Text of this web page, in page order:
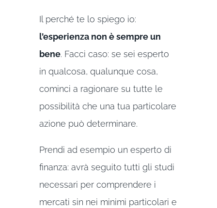
Il perché te lo spiego io:
l’esperienza non è sempre un
bene. Facci caso: se sei esperto
in qualcosa, qualunque cosa,
cominci a ragionare su tutte le
possibilità che una tua particolare
azione può determinare.
Prendi ad esempio un esperto di
finanza: avrà seguito tutti gli studi
necessari per comprendere i
mercati sin nei minimi particolari e